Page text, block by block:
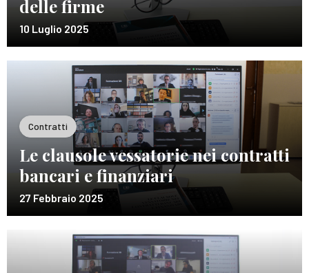
delle firme
10 Luglio 2025
Contratti
Le clausole vessatorie nei contratti
bancari e finanziari
27 Febbraio 2025